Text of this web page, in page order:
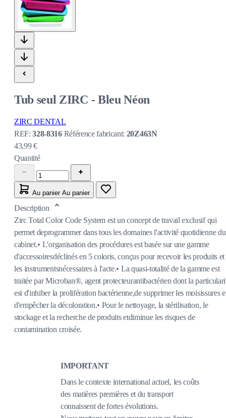
Tub seul ZIRC - Bleu Néon
ZIRC DENTAL
REF:328-8316 Référence fabricant: 20Z463N
43,99 €
Quantité
Au panier Au panier
Description
Zirc Total Color Code System est un concept de travail exclusif qui
permet deprogrammer dans tous les domaines l'activité quotidienne du
cabinet.• L'organisation des procédures est basée sur une gamme
d'accessoiresdéclinés en 5 coloris, conçus pour recevoir les produits et
les instrumentsnécessaires à l'acte.• La quasi-totalité de la gamme est
traitée par Microban®, agent protecteurantibactérien dont la
est d'inhiber la prolifération bactérienne,de supprimer les moisissures
d'empêcher la décoloration.• Pour le nettoyage, la stérilisation, le
stockage et la recherche de produits etdiminue les risques de
contamination croisée.
IMPORTANT
Dans le contexte international actuel, les coûts
des matières premières et du transport
connaissent de fortes évolutions.